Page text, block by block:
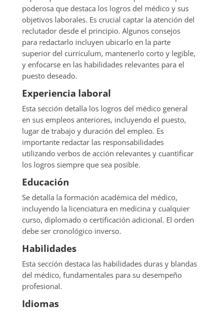
poderosa que destaca los logros del médico y sus
objetivos laborales. Es crucial captar la atención del
reclutador desde el principio. Algunos consejos
para redactarlo incluyen ubicarlo en la parte
superior del currículum, mantenerlo corto y legible,
y enfocarse en las habilidades relevantes para el
puesto deseado.
Experiencia laboral
Esta sección detalla los logros del médico general
en sus empleos anteriores, incluyendo el puesto,
lugar de trabajo y duración del empleo. Es
importante redactar las responsabilidades
utilizando verbos de acción relevantes y cuantificar
los logros siempre que sea posible.
Educación
Se detalla la formación académica del médico,
incluyendo la licenciatura en medicina y cualquier
curso, diplomado o certificación adicional. El orden
debe ser cronológico inverso.
Habilidades
Esta sección destaca las habilidades duras y blandas
del médico, fundamentales para su desempeño
profesional.
Idiomas